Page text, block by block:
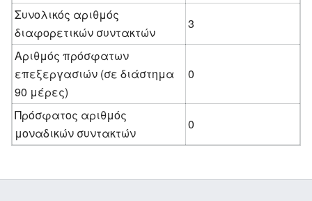
Συνολικός αριθμός
διαφορετικών συντακτών
3
Αριθμός πρόσφατων
επεξεργασιών (σε διάστημα
90 μέρες)
0
Πρόσφατος αριθμός
μοναδικών συντακτών
0